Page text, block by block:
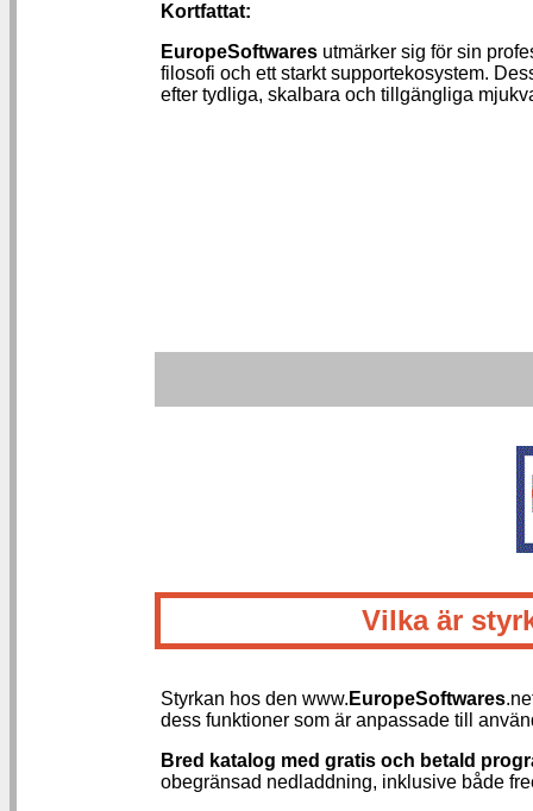
Kortfattat:
EuropeSoftwares utmärker sig för sin
filosofi och ett starkt supportekosystem.
efter tydliga, skalbara och tillgängliga
Vilka är
Styrkan hos den www. EuropeSoftwares
dess funktioner som är anpassade till
Bred katalog med gratis och betald
obegränsad nedladdning, inklusive både